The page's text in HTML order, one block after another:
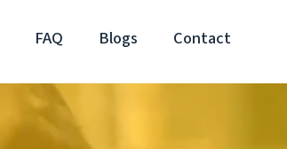
FAQ Blogs Contact